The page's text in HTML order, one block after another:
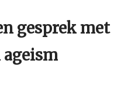
gesprek met